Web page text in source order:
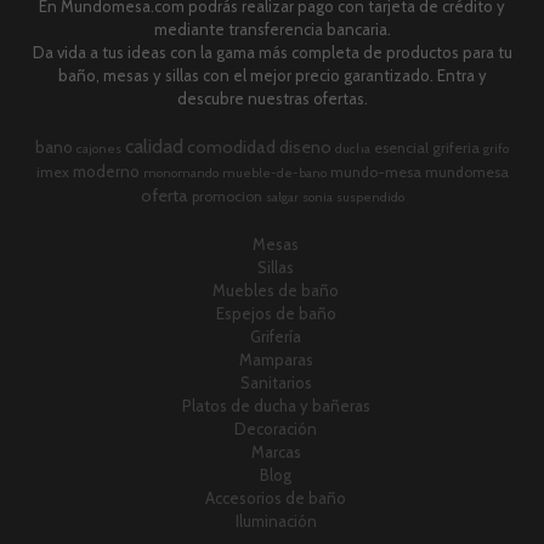
En Mundomesa.com podrás realizar pago con tarjeta de crédito y
mediante transferencia bancaria.
Da vida a tus ideas con la gama más completa de productos para tu
baño, mesas y sillas con el mejor precio garantizado. Entra y
descubre nuestras ofertas.
bano cajones calidad comodidad diseno ducha esencial griferia grifo
imex moderno monomando mueble-de-bano mundo-mesa mundomesa
oferta promocion salgar sonia suspendido
Mesas
Sillas
Muebles de baño
Espejos de baño
Grifería
Mamparas
Sanitarios
Platos de ducha y bañeras
Decoración
Marcas
Blog
Accesorios de baño
Iluminación